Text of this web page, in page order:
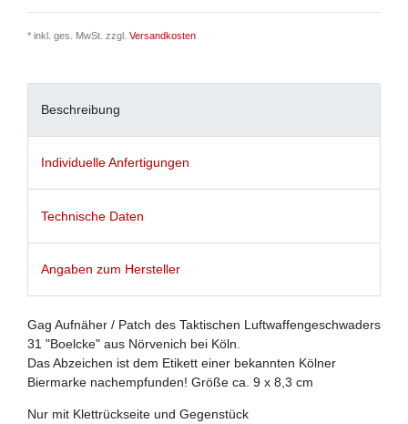
* inkl. ges. MwSt. zzgl. Versandkosten
Beschreibung
Individuelle Anfertigungen
Technische Daten
Angaben zum Hersteller
Gag Aufnäher / Patch des Taktischen Luftwaffengeschwaders
31 "Boelcke" aus Nörvenich bei Köln.
Das Abzeichen ist dem Etikett einer bekannten Kölner
Biermarke nachempfunden! Größe ca. 9 x 8,3 cm
Nur mit Klettrückseite und Gegenstück